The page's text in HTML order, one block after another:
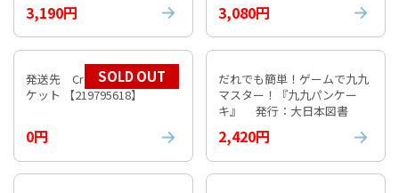
3,190円 3,080円
発送先 Croatia 国際エアパ
ケット 【219795618】
0円
SOLD OUT
だれでも簡単！ゲームで九九
マスター！『九九パンケー
キ』 発行：大日本図書
2,420円